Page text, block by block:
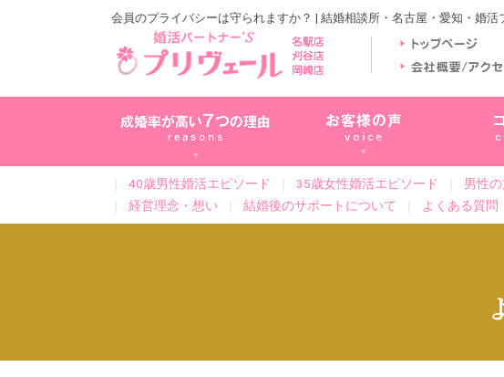
会員のプライバシーは守られますか？ | 結婚相談所・名古屋・愛知・婚活
40歳男性婚活エピソード 35歳女性婚活エピソード 男性
経営理念・想い 結婚後のサポートについて よくある質問